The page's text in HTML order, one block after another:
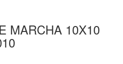
MARCHA 10X10